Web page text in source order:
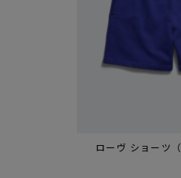
ローヴ ショーツ